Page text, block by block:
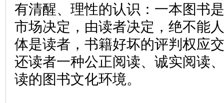
有清醒、理性的认识：一本图书
市场决定，由读者决定，绝不能
体是读者，书籍好坏的评判权应
还读者一种公正阅读、诚实阅读
读的图书文化环境。